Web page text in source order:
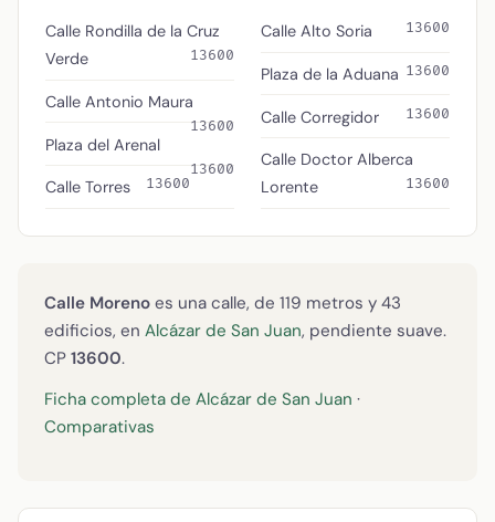
Calle Rondilla de la Cruz
Verde
13600
Calle Antonio Maura
13600
Plaza del Arenal
13600
Calle Torres 13600
Calle Alto Soria 13600
Plaza de la Aduana 13600
Calle Corregidor 13600
Calle Doctor Alberca
Lorente
13600
Calle Moreno es una calle, de 119 metros y 43
edificios, en Alcázar de San Juan, pendiente suave.
CP 13600.
Ficha completa de Alcázar de San Juan ·
Comparativas